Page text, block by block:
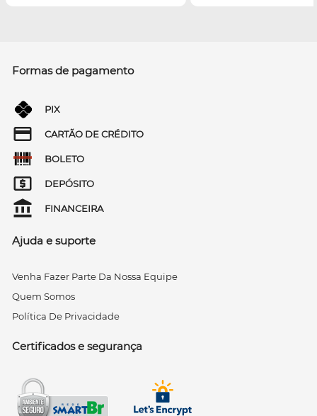
Formas de pagamento
PIX
CARTÃO DE CRÉDITO
BOLETO
DEPÓSITO
FINANCEIRA
Ajuda e suporte
Venha Fazer Parte Da Nossa Equipe
Quem Somos
Política De Privacidade
Certificados e segurança